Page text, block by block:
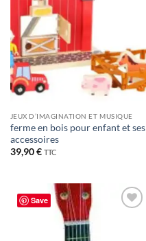
JEUX D’IMAGINATION ET MUSIQUE
ferme en bois pour enfant et ses
accessoires
39,90€ TTC
Save